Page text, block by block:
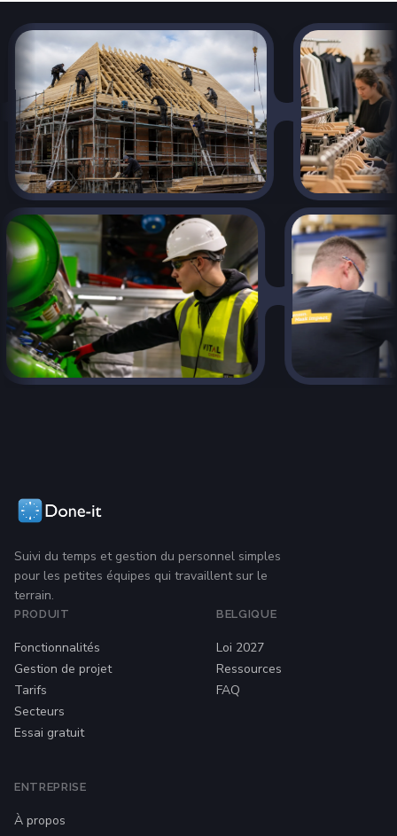
Suivi du temps et gestion du personnel simples
pour les petites équipes qui travaillent sur le
terrain.
PRODUIT
Fonctionnalités
Gestion de projet
Tarifs
Secteurs
Essai gratuit
BELGIQUE
Loi 2027
Ressources
FAQ
ENTREPRISE
À propos